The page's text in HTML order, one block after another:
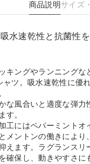
商品説明サイズ
水速乾性と抗菌性
キングやランニング
ャツ。吸水速乾性に優
な風合いと適度な弾力
す。
工にはペパーミントオ
メントンの働きによ
えます。ラグランスリ
確保し、動きやすさに